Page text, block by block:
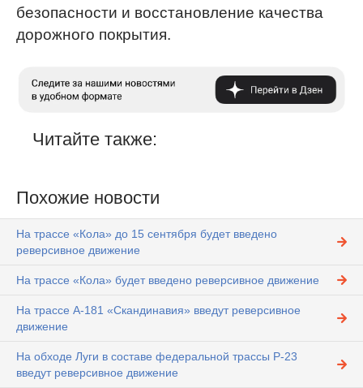
безопасности и восстановление качества
дорожного покрытия.
Читайте также:
Похожие новости
На трассе «Кола» до 15 сентября будет введено
реверсивное движение
На трассе «Кола» будет введено реверсивное движение
На трассе А-181 «Скандинавия» введут реверсивное
движение
На обходе Луги в составе федеральной трассы Р-23
введут реверсивное движение